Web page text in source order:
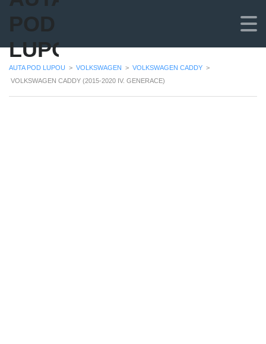
POD
LUPOU
AUTA POD LUPOU > VOLKSWAGEN > VOLKSWAGEN CADDY >
VOLKSWAGEN CADDY (2015-2020 IV. GENERACE)